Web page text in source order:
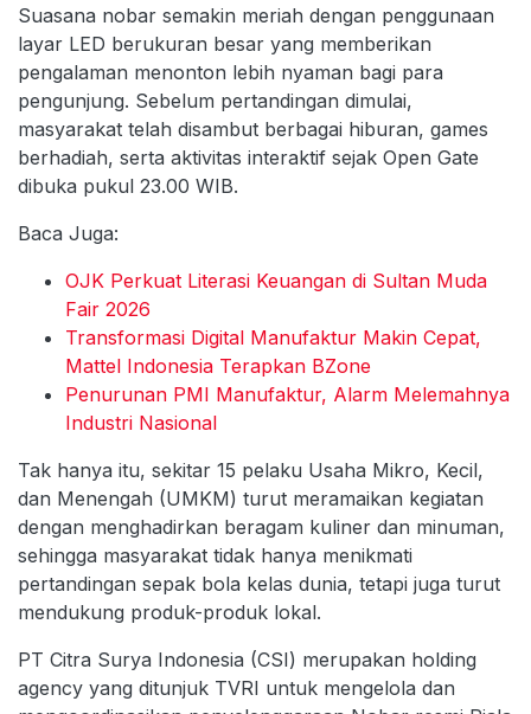
Suasana nobar semakin meriah dengan penggunaan
layar LED berukuran besar yang memberikan
pengalaman menonton lebih nyaman bagi para
pengunjung. Sebelum pertandingan dimulai,
masyarakat telah disambut berbagai hiburan, games
berhadiah, serta aktivitas interaktif sejak Open Gate
dibuka pukul 23.00 WIB.
Baca Juga:
OJK Perkuat Literasi Keuangan di Sultan Muda
Fair 2026
Transformasi Digital Manufaktur Makin Cepat,
Mattel Indonesia Terapkan BZone
Penurunan PMI Manufaktur, Alarm Melemahnya
Industri Nasional
Tak hanya itu, sekitar 15 pelaku Usaha Mikro, Kecil,
dan Menengah (UMKM) turut meramaikan kegiatan
dengan menghadirkan beragam kuliner dan minuman,
sehingga masyarakat tidak hanya menikmati
pertandingan sepak bola kelas dunia, tetapi juga turut
mendukung produk-produk lokal.
PT Citra Surya Indonesia (CSI) merupakan holding
agency yang ditunjuk TVRI untuk mengelola dan